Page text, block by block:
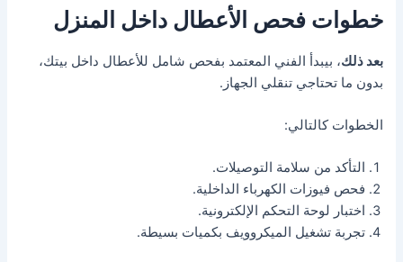
خطوات فحص الأعطال داخل المنزل
بعد ذلك، بيبدأ الفني المعتمد بفحص شامل للأعطال داخل بيتك،
بدون ما تحتاجي تنقلي الجهاز.
الخطوات كالتالي:
التأكد من سلامة التوصيلات.
فحص فيوزات الكهرباء الداخلية.
اختبار لوحة التحكم الإلكترونية.
تجربة تشغيل الميكروويف بكميات بسيطة.